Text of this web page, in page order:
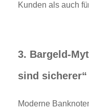
Kunden als auch
3. Bargeld-
sind sicherer“
Moderne